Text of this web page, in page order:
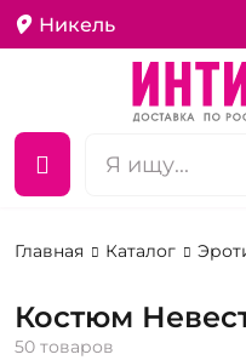
Никель
Главная Каталог
Костюм
50 товаров